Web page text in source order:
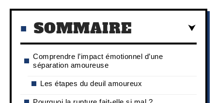
SOMMAIRE
Comprendre l’impact émotionnel d’une
séparation amoureuse
Les étapes du deuil amoureux